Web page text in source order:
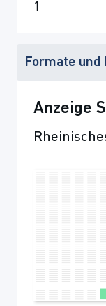
1
Formate und
Anzeige S